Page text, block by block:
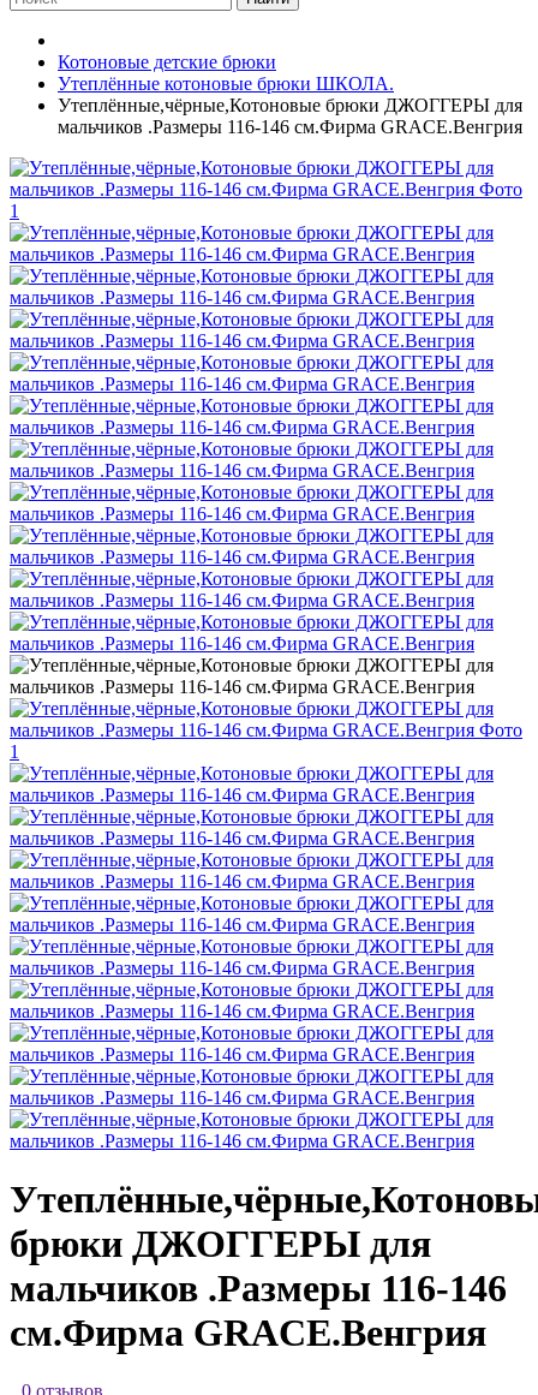
Котоновые детские брюки
Утеплённые котоновые брюки ШКОЛА.
Утеплённые,чёрные,Котоновые брюки ДЖОГГЕРЫ для
мальчиков .Размеры 116-146 см.Фирма GRACE.Венгрия
брюки ДЖОГГЕРЫ для
мальчиков .Размеры 116-146
см.Фирма GRACE.Венгрия